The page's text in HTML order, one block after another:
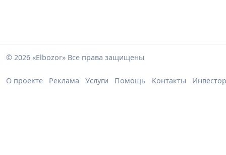
© 2026 «Elbozor» Все права защищены
О проекте Реклама Услуги Помощь Контакты